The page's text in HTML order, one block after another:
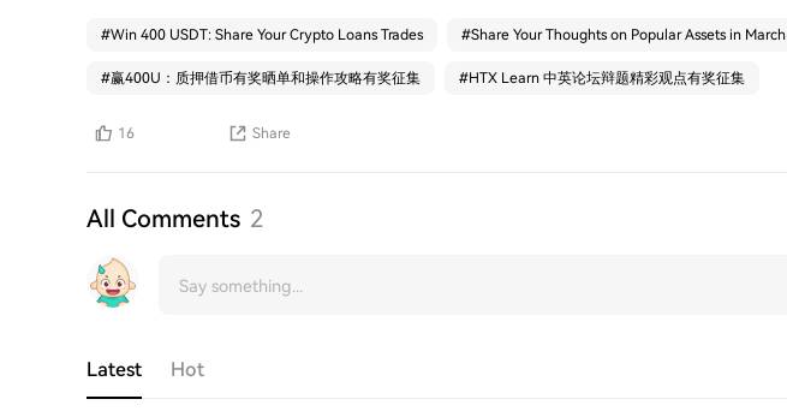
#Win 400 USDT: Share Your Crypto Loans Trades #Share Your Thoughts on Popular Assets in March
#赢400U：质押借币有奖晒单和操作攻略有奖征集 #HTX Learn 中英论坛辩题精彩观点有奖征集
16 Share
All Comments 2
Latest Hot